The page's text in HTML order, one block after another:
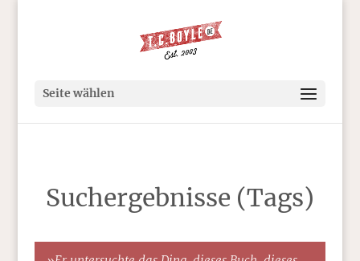
Seite wählen
Suchergebnisse (Tags)